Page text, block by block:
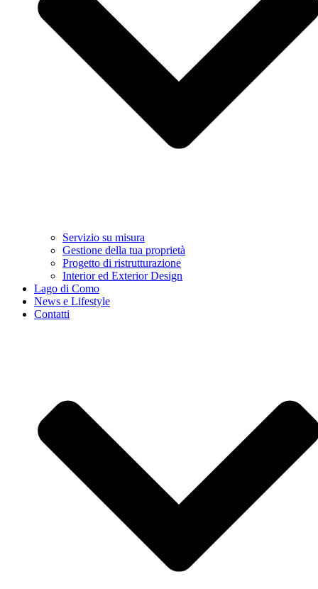
Servizio su misura
Gestione della tua proprietà
Progetto di ristrutturazione
Interior ed Exterior Design
Lago di Como
News e Lifestyle
Contatti